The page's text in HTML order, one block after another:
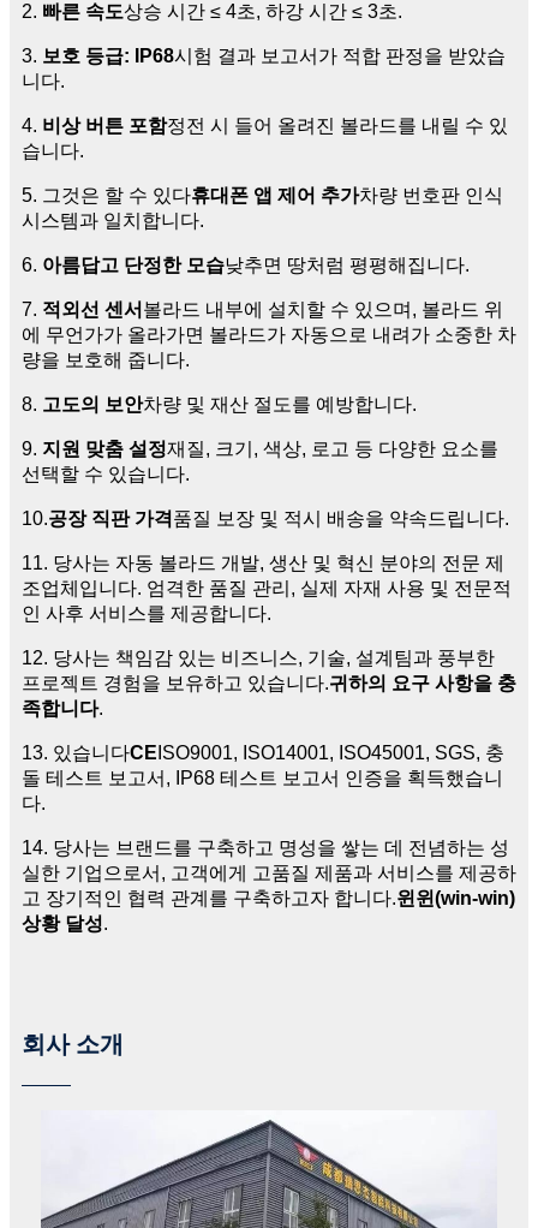
2. 빠른 속도상승 시간 ≤ 4초, 하강 시간 ≤ 3초.
3. 보호 등급: IP68시험 결과 보고서가 적합 판정을 받았습
니다.
4. 비상 버튼 포함정전 시 들어 올려진 볼라드를 내릴 수 있
습니다.
5. 그것은 할 수 있다휴대폰 앱 제어 추가차량 번호판 인식
시스템과 일치합니다.
6. 아름답고 단정한 모습낮추면 땅처럼 평평해집니다.
7. 적외선 센서 볼라드 내부에 설치할 수 있으며, 볼라드 위
에 무언가가 올라가면 볼라드가 자동으로 내려가 소중한 차
량을 보호해 줍니다.
8. 고도의 보안차량 및 재산 절도를 예방합니다.
9. 지원 맞춤 설정재질, 크기, 색상, 로고 등 다양한 요소를
선택할 수 있습니다.
10.공장 직판 가격품질 보장 및 적시 배송을 약속드립니다.
11. 당사는 자동 볼라드 개발, 생산 및 혁신 분야의 전문 제
조업체입니다. 엄격한 품질 관리, 실제 자재 사용 및 전문적
인 사후 서비스를 제공합니다.
12. 당사는 책임감 있는 비즈니스, 기술, 설계팀과 풍부한
프로젝트 경험을 보유하고 있습니다.귀하의 요구 사항을 충
족합니다.
13. 있습니다CE ISO9001, ISO14001, ISO45001, SGS, 충
돌 테스트 보고서, IP68 테스트 보고서 인증을 획득했습니
다.
14. 당사는 브랜드를 구축하고 명성을 쌓는 데 전념하는 성
실한 기업으로서, 고객에게 고품질 제품과 서비스를 제공하
고 장기적인 협력 관계를 구축하고자 합니다.윈윈(win-win)
상황 달성.
회사 소개